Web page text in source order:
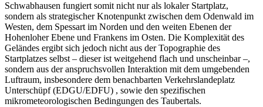
Schwabhausen fungiert somit nicht nur als lokaler Startplatz,
sondern als strategischer Knotenpunkt zwischen dem Odenwald im
Westen, dem Spessart im Norden und den weiten Ebenen der
Hohenloher Ebene und Frankens im Osten. Die Komplexität des
Geländes ergibt sich jedoch nicht aus der Topographie des
Startplatzes selbst – dieser ist weitgehend flach und unscheinbar –,
sondern aus der anspruchsvollen Interaktion mit dem umgebenden
Luftraum, insbesondere dem benachbarten Verkehrslandeplatz
Unterschüpf (EDGU/EDFU) , sowie den spezifischen
mikrometeorologischen Bedingungen des Taubertals.